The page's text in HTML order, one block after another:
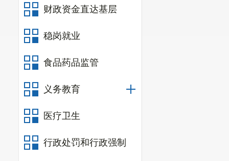
财政资金直达基层
稳岗就业
食品药品监管
义务教育
医疗卫生
行政处罚和行政强制